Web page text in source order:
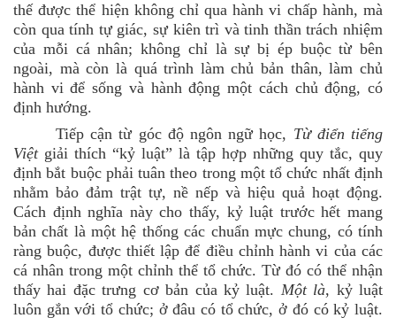
thế được thể hiện không chỉ qua hành vi chấp hành, mà
còn qua tính tự giác, sự kiên trì và tinh thần trách nhiệm
của mỗi cá nhân; không chỉ là sự bị ép buộc từ bên
ngoài, mà còn là quá trình làm chủ bản thân, làm chủ
hành vi để sống và hành động một cách chủ động, có
định hướng.
Tiếp cận từ góc độ ngôn ngữ học, Từ điển tiếng
Việtgiải thích “kỷ luật” là tập hợp những quy tắc, quy
định bắt buộc phải tuân theo trong một tổ chức nhất định
nhằm bảo đảm trật tự, nề nếp và hiệu quả hoạt động.
Cách định nghĩa này cho thấy, kỷ luật trước hết mang
bản chất là một hệ thống các chuẩn mực chung, có tính
ràng buộc, được thiết lập để điều chỉnh hành vi của các
cá nhân trong một chỉnh thể tổ chức. Từ đó có thể nhận
thấy hai đặc trưng cơ bản của kỷ luật. Một là, kỷ luật
luôn gắn với tổ chức; ở đâu có tổ chức, ở đó có kỷ luật.